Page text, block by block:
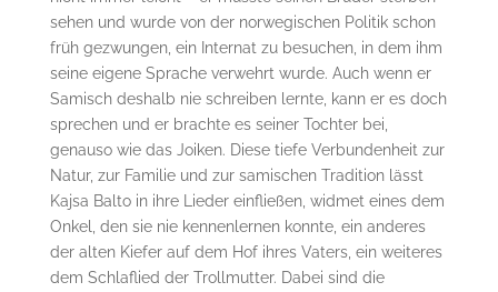
sehen und wurde von der norwegischen Politik schon
früh gezwungen, ein Internat zu besuchen, in dem ihm
seine eigene Sprache verwehrt wurde. Auch wenn er
Samisch deshalb nie schreiben lernte, kann er es doch
sprechen und er brachte es seiner Tochter bei,
genauso wie das Joiken. Diese tiefe Verbundenheit zur
Natur, zur Familie und zur samischen Tradition lässt
Kajsa Balto in ihre Lieder einfließen, widmet eines dem
Onkel, den sie nie kennenlernen konnte, ein anderes
der alten Kiefer auf dem Hof ihres Vaters, ein weiteres
dem Schlaflied der Trollmutter. Dabei sind die